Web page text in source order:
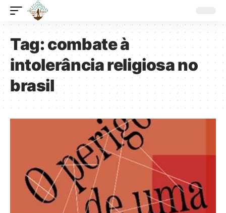
Tag:combate à
intolerância religiosa no
brasil